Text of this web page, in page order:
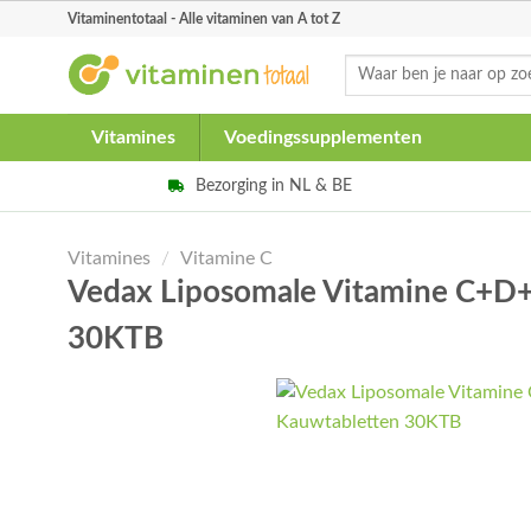
Vitaminentotaal - Alle vitaminen van A tot Z
Zoeken
Vitamines Voedingssupplementen
Bezorging in NL & BE
Vitamines / Vitamine C
Vedax Liposomale Vitamine
30KTB